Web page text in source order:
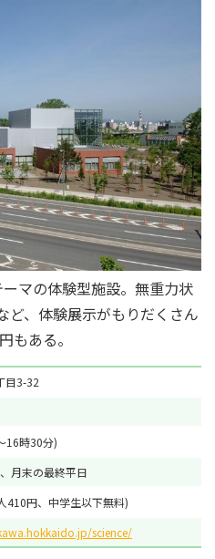
マの体験型施設。無重力状
ど、体験展示がもりだくさん
もある。
目3-32
16時30分)
月末の最終平日
410円、中学生以下無料)
science/